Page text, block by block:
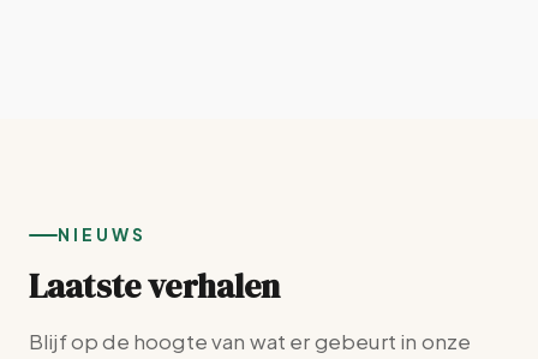
NIEUWS
Laatste verhalen
Blijf op de hoogte van wat er gebeurt in onze